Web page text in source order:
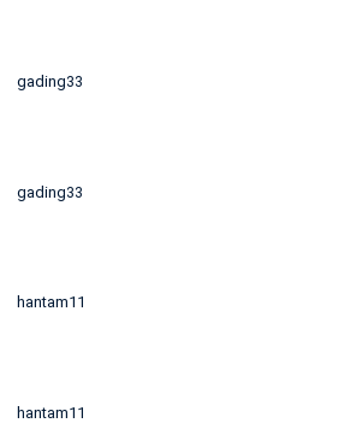
gading33
gading33
hantam11
hantam11